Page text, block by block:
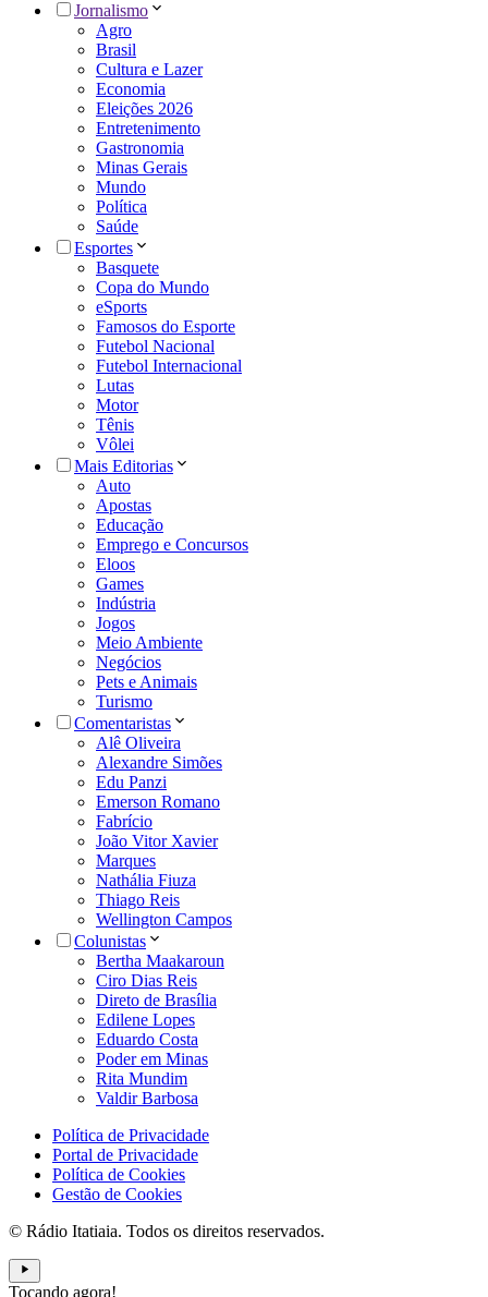
Jornalismo
Agro
Brasil
Cultura e Lazer
Economia
Eleições 2026
Entretenimento
Gastronomia
Minas Gerais
Mundo
Política
Saúde
Esportes
Basquete
Copa do Mundo
eSports
Famosos do Esporte
Futebol Nacional
Futebol Internacional
Lutas
Motor
Tênis
Vôlei
Mais Editorias
Auto
Apostas
Educação
Emprego e Concursos
Eloos
Games
Indústria
Jogos
Meio Ambiente
Negócios
Pets e Animais
Turismo
Comentaristas
Alê Oliveira
Alexandre Simões
Edu Panzi
Emerson Romano
Fabrício
João Vitor Xavier
Marques
Nathália Fiuza
Thiago Reis
Wellington Campos
Colunistas
Bertha Maakaroun
Ciro Dias Reis
Direto de Brasília
Edilene Lopes
Eduardo Costa
Poder em Minas
Rita Mundim
Valdir Barbosa
Política de Privacidade
Portal de Privacidade
Política de Cookies
Gestão de Cookies
© Rádio Itatiaia. Todos os direitos reservados.
Tocando agora!